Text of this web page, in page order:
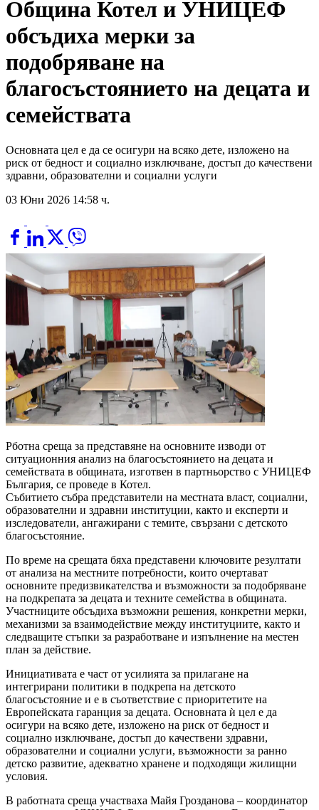
Община Котел и УНИЦЕФ
обсъдиха мерки за
подобряване на
благосъстоянието на децата и
семействата
Основната цел е да се осигури на всяко дете, изложено на
риск от бедност и социално изключване, достъп до качествени
здравни, образователни и социални услуги
03 Юни 2026 14:58 ч.
Рботна среща за представяне на основните изводи от
ситуационния анализ на благосъстоянието на децата и
семействата в общината, изготвен в партньорство с УНИЦЕФ
България, се проведе в Котел.
Събитието събра представители на местната власт, социални,
образователни и здравни институции, както и експерти и
изследователи, ангажирани с темите, свързани с детското
благосъстояние.
По време на срещата бяха представени ключовите резултати
от анализа на местните потребности, които очертават
основните предизвикателства и възможности за подобряване
на подкрепата за децата и техните семейства в общината.
Участниците обсъдиха възможни решения, конкретни мерки,
механизми за взаимодействие между институциите, както и
следващите стъпки за разработване и изпълнение на местен
план за действие.
Инициативата е част от усилията за прилагане на
интегрирани политики в подкрепа на детското
благосъстояние и е в съответствие с приоритетите на
Европейската гаранция за децата. Основната ѝ цел е да
осигури на всяко дете, изложено на риск от бедност и
социално изключване, достъп до качествени здравни,
образователни и социални услуги, възможности за ранно
детско развитие, адекватно хранене и подходящи жилищни
условия.
В работната среща участваха Майя Грозданова – координатор